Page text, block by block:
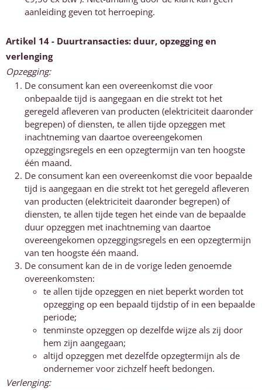
aanleiding geven tot herroeping.
Artikel 14 - Duurtransacties: duur, opzegging en
verlenging
Opzegging:
De consument kan een overeenkomst die voor
onbepaalde tijd is aangegaan en die strekt tot het
geregeld afleveren van producten (elektriciteit daaronder
begrepen) of diensten, te allen tijde opzeggen met
inachtneming van daartoe overeengekomen
opzeggingsregels en een opzegtermijn van ten hoogste
één maand.
De consument kan een overeenkomst die voor bepaalde
tijd is aangegaan en die strekt tot het geregeld afleveren
van producten (elektriciteit daaronder begrepen) of
diensten, te allen tijde tegen het einde van de bepaalde
duur opzeggen met inachtneming van daartoe
overeengekomen opzeggingsregels en een opzegtermijn
van ten hoogste één maand.
De consument kan de in de vorige leden genoemde
overeenkomsten:
te allen tijde opzeggen en niet beperkt worden tot
opzegging op een bepaald tijdstip of in een bepaalde
periode;
tenminste opzeggen op dezelfde wijze als zij door
hem zijn aangegaan;
altijd opzeggen met dezelfde opzegtermijn als de
ondernemer voor zichzelf heeft bedongen.
Verlenging: